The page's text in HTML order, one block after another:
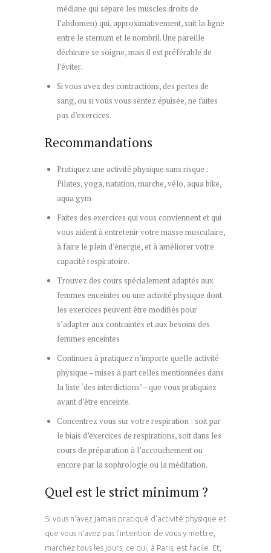
médiane qui sépare les muscles droits de
l’abdomen) qui, approximativement, suit la ligne
entre le sternum et le nombril. Une pareille
déchirure se soigne, mais il est préférable de
l’éviter.
Si vous avez des contractions, des pertes de
sang, ou si vous vous sentez épuisée, ne faites
pas d’exercices.
Recommandations
Pratiquez une activité physique sans risque :
Pilates, yoga, natation, marche, vélo, aqua bike,
aqua gym
Faites des exercices qui vous conviennent et qui
vous aident à entretenir votre masse musculaire,
à faire le plein d’énergie, et à améliorer votre
capacité respiratoire.
Trouvez des cours spécialement adaptés aux
femmes enceintes ou une activité physique dont
les exercices peuvent être modifiés pour
s’adapter aux contraintes et aux besoins des
femmes enceintes
Continuez à pratiquez n’importe quelle activité
physique – mises à part celles mentionnées dans
la liste ‘des interdictions’ – que vous pratiquiez
avant d’être enceinte.
Concentrez vous sur votre respiration : soit par
le biais d’exercices de respirations, soit dans les
cours de préparation à l’accouchement ou
encore par la sophrologie ou la méditation.
Quel est le strict minimum ?
Si vous n’avez jamais pratiqué d’activité physique et
que vous n’avez pas l’intention de vous y mettre,
marchez tous les jours, ce qui, à Paris, est facile. Et,